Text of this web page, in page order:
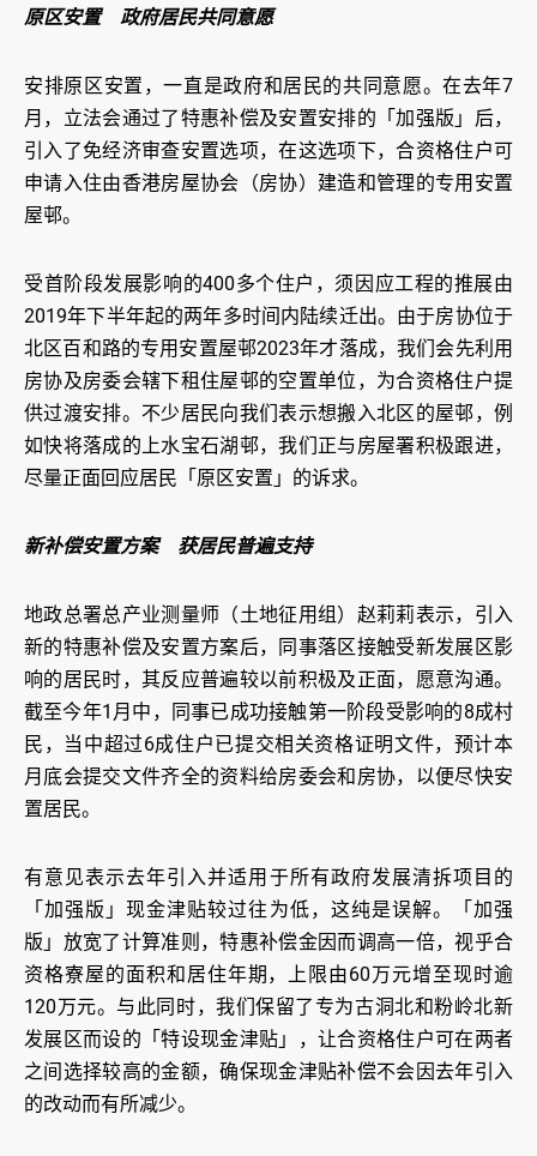
原区安置 政府居民共同意愿
安排原区安置，一直是政府和居民的共同意愿。在去年7
月，立法会通过了特惠补偿及安置安排的「加强版」后，
引入了免经济审查安置选项，在这选项下，合资格住户可
申请入住由香港房屋协会（房协）建造和管理的专用安置
屋邨。
受首阶段发展影响的400多个住户，须因应工程的推展由
2019年下半年起的两年多时间内陆续迁出。由于房协位于
北区百和路的专用安置屋邨2023年才落成，我们会先利用
房协及房委会辖下租住屋邨的空置单位，为合资格住户提
供过渡安排。不少居民向我们表示想搬入北区的屋邨，例
如快将落成的上水宝石湖邨，我们正与房屋署积极跟进，
尽量正面回应居民「原区安置」的诉求。
新补偿安置方案 获居民普遍支持
地政总署总产业测量师（土地征用组）赵莉莉表示，引入
新的特惠补偿及安置方案后，同事落区接触受新发展区影
响的居民时，其反应普遍较以前积极及正面，愿意沟通。
截至今年1月中，同事已成功接触第一阶段受影响的8成村
民，当中超过6成住户已提交相关资格证明文件，预计本
月底会提交文件齐全的资料给房委会和房协，以便尽快安
置居民。
有意见表示去年引入并适用于所有政府发展清拆项目的
「加强版」现金津贴较过往为低，这纯是误解。「加强
版」放宽了计算准则，特惠补偿金因而调高一倍，视乎合
资格寮屋的面积和居住年期，上限由60万元增至现时逾
120万元。与此同时，我们保留了专为古洞北和粉岭北新
发展区而设的「特设现金津贴」，让合资格住户可在两者
之间选择较高的金额，确保现金津贴补偿不会因去年引入
的改动而有所减少。